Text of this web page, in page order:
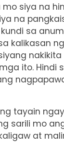
mo siya na
na
sa
kalikasan
ito. Hindi
tayain
sarili mo
at